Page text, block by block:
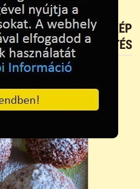
FEL FOTÓT TE IS!ÚJ KÉP
FELTÖLTÉS